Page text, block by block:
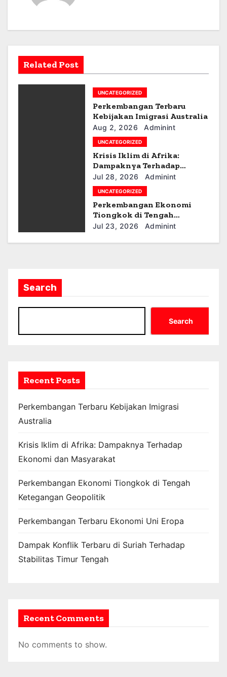
i
g
Related Post
UNCATEGORIZED
Perkembangan Terbaru
Kebijakan Imigrasi Australia
Aug 2, 2026 Adminint
UNCATEGORIZED
Krisis Iklim di Afrika:
Dampaknya Terhadap
Ekonomi dan Masyarakat
Jul 28, 2026 Adminint
UNCATEGORIZED
Perkembangan Ekonomi
Tiongkok di Tengah
Ketegangan Geopolitik
Jul 23, 2026 Adminint
Search
Search
Recent Posts
Perkembangan Terbaru Kebijakan Imigrasi
Australia
Krisis Iklim di Afrika: Dampaknya Terhadap
Ekonomi dan Masyarakat
Perkembangan Ekonomi Tiongkok di Tengah
Ketegangan Geopolitik
Perkembangan Terbaru Ekonomi Uni Eropa
Dampak Konflik Terbaru di Suriah Terhadap
Stabilitas Timur Tengah
Recent Comments
No comments to show.